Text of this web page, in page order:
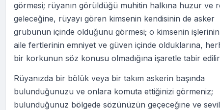
görmesi; rüyanın görüldüğü muhitin halkına huzur ve
geleceğine, rüyayı gören kimsenin kendisinin de asker
grubunun içinde olduğunu görmesi; o kimsenin
aile fertlerinin emniyet ve güven içinde olduklarına,
bir korkunun söz konusu olmadığına işaretle tabir
Rüyanızda bir bölük veya bir takım askerin başında
bulunduğunuzu ve onlara komuta ettiğinizi görmeniz;
bulunduğunuz bölgede sözünüzün geçeceğine ve